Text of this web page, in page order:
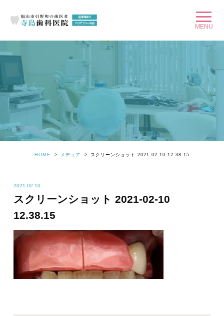
HOME メディア スクリーンショット 2021-02-10 12.38.15
2021.02.10
スクリーンショット 2021-02-10
12.38.15